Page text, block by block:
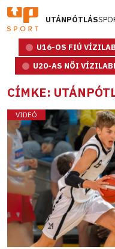
UTÁNPÓTLÁS
U16-OS FIÚ
U20-AS NŐI
CÍMKE:
VIDEÓ